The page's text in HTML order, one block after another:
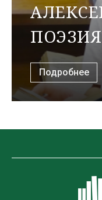
ПОЭЗИЯ
Подробнее